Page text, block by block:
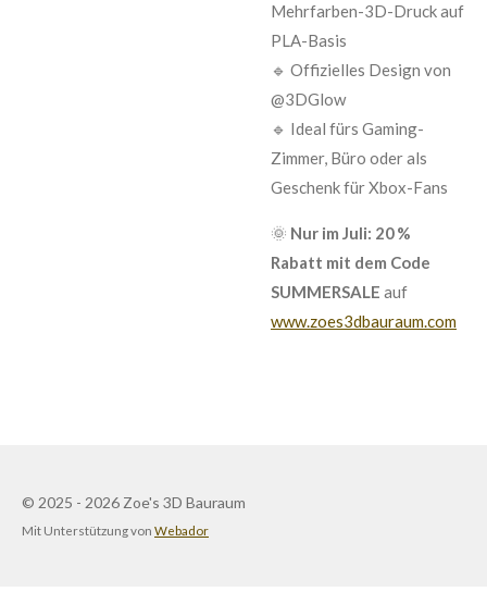
Mehrfarben-3D-Druck auf
PLA-Basis
🔹 Offizielles Design von
@3DGlow
🔹 Ideal fürs Gaming-
Zimmer, Büro oder als
Geschenk für Xbox-Fans
🌞 Nur im Juli: 20 %
Rabatt mit dem Code
SUMMERSALE auf
www.zoes3dbauraum.com
© 2025 - 2026 Zoe's 3D Bauraum
Mit Unterstützung von Webador